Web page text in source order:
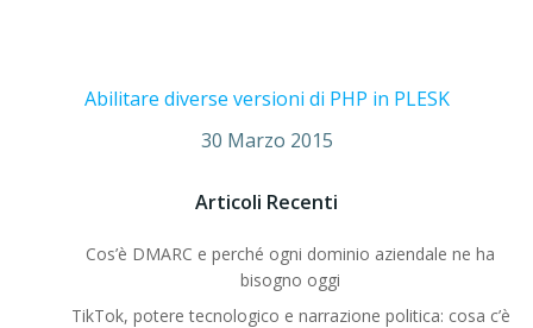
Abilitare diverse versioni di PHP in PLESK
30 Marzo 2015
Articoli Recenti
Cos’è DMARC e perché ogni dominio aziendale ne ha
bisogno oggi
TikTok, potere tecnologico e narrazione politica: cosa c’è